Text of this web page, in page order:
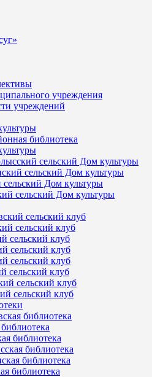
учреждения
учреждений
библиотека
сельский Дом культуры
сельский Дом культуры
сельский Дом культуры
сельский Дом культуры
сельский клуб
сельский клуб
сельский клуб
сельский клуб
сельский клуб
сельский клуб
сельский клуб
сельский клуб
библиотека
библиотека
библиотека
библиотека
библиотека